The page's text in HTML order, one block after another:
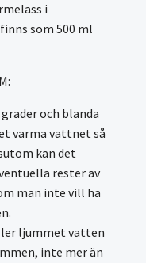
i
som 500 ml
och blanda
varma vattnet så
kan det
rester av
man inte vill ha
ljummet vatten
inte mer än